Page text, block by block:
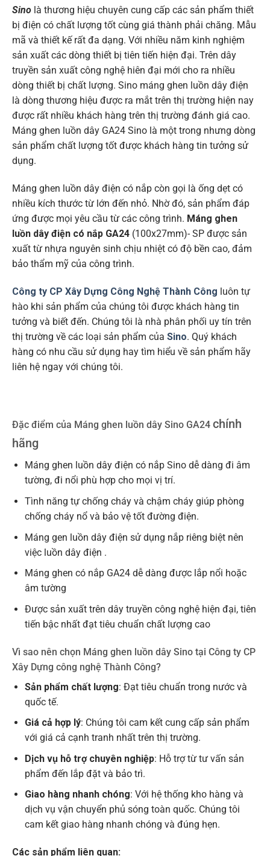
Sinolà thương hiệu chuyên cung cấp các sản phẩm thiết
bị điện có chất lượng tốt cùng giá thành phải chăng. Mẫu
mã và thiết kế rất đa dạng. Với nhiều năm kinh nghiệm
sản xuất các dòng thiết bị tiên tiến hiện đại. Trên dây
truyền sản xuất công nghệ hiên đại mới cho ra nhiều
dòng thiết bị chất lượng. Sino máng ghen luồn dây điện
là dòng thương hiệu được ra mắt trên thị trường hiện nay
được rất nhiều khách hàng trên thị trường đánh giá cao.
Máng ghen luồn dây GA24 Sino là một trong nhưng dòng
sản phẩm chất lượng tốt được khách hàng tin tưởng sử
dụng.
Máng ghen luồn dây điện có nắp còn gọi là ống dẹt có
nhiều kích thước từ lớn đến nhỏ. Nhờ đó, sản phẩm đáp
ứng được mọi yêu cầu từ các công trình. Máng ghen
luồn dây điện có nắp GA24(100x27mm)- SP được sản
xuất từ nhựa nguyên sinh chịu nhiệt có độ bền cao, đảm
bảo thẩm mỹ của công trình.
Công ty CP Xây Dựng Công Nghệ Thành Công luôn tự
hào khi sản phẩm của chúng tôi được khách hàng tin
tưởng và biết đến. Chúng tôi là nhà phân phối uy tín trên
thị trường về các loại sản phẩm của Sino. Quý khách
hàng có nhu cầu sử dụng hay tìm hiểu về sản phẩm hãy
liên hệ ngay với chúng tôi.
Đặc điểm của Máng ghen luồn dây Sino GA24 chính
hãng
Máng ghen luồn dây điện có nắp Sino dễ dàng đi âm
tường, đi nổi phù hợp cho mọi vị trí.
Tình năng tự chống cháy và chậm cháy giúp phòng
chống cháy nổ và bảo vệ tốt đường điện.
Máng gen luồn dây điện sử dụng nắp riêng biệt nên
việc luồn dây điện .
Máng ghen có nắp GA24 dễ dàng được lắp nổi hoặc
âm tường
Được sản xuất trên dây truyền công nghệ hiện đại, tiên
tiến bậc nhất đạt tiêu chuẩn chất lượng cao
Vì sao nên chọn Máng ghen luồn dây Sino tại Công ty CP
Xây Dựng công nghệ Thành Công?
Sản phẩm chất lượng: Đạt tiêu chuẩn trong nước và
quốc tế.
Giá cả hợp lý: Chúng tôi cam kết cung cấp sản phẩm
với giá cả cạnh tranh nhất trên thị trường.
Dịch vụ hỗ trợ chuyên nghiệp: Hỗ trợ từ tư vấn sản
phẩm đến lắp đặt và bảo trì.
Giao hàng nhanh chóng: Với hệ thống kho hàng và
dịch vụ vận chuyển phủ sóng toàn quốc. Chúng tôi
cam kết giao hàng nhanh chóng và đúng hẹn.
Các sản phẩm liên quan: